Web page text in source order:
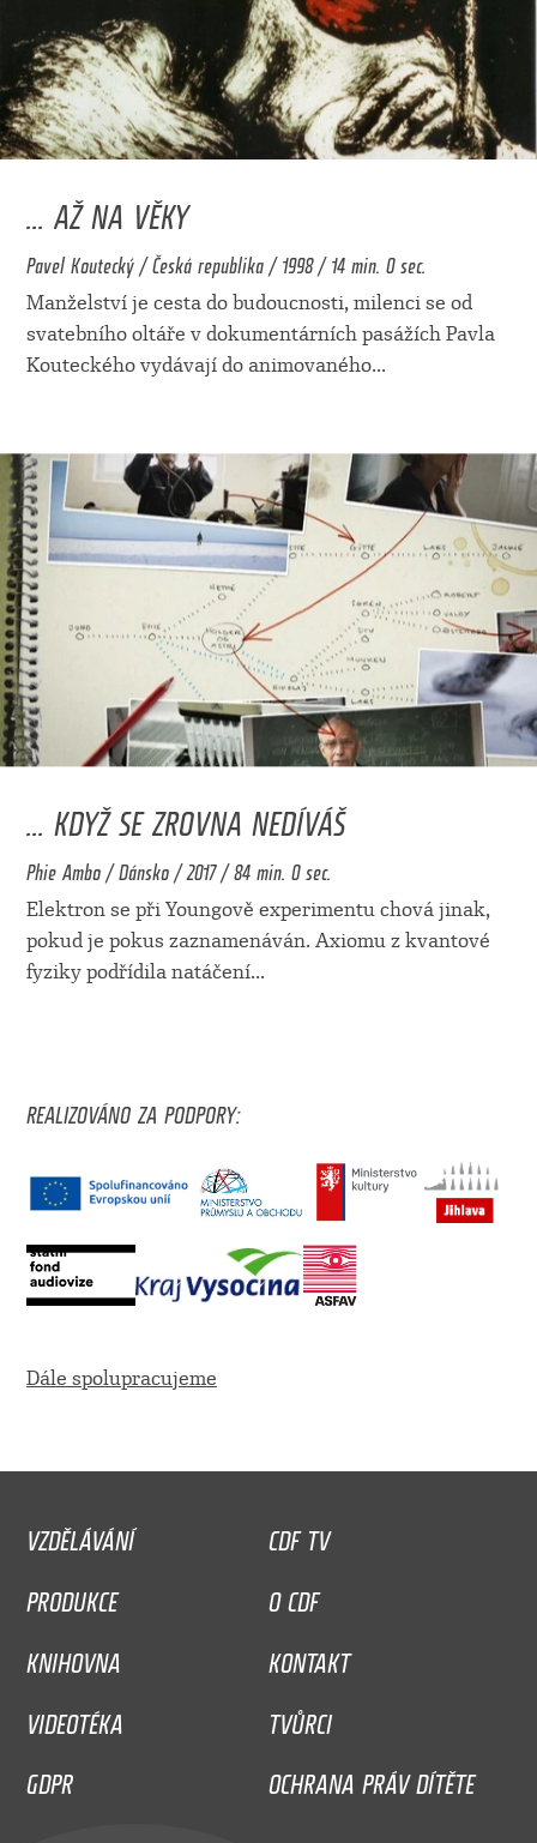
... AŽ NA VĚKY
Pavel Koutecký / Česká republika / 1998 / 14 min. 0 sec.
Manželství je cesta do budoucnosti, milenci se od
svatebního oltáře v dokumentárních pasážích Pavla
Kouteckého vydávají do animovaného...
... KDYŽ SE ZROVNA NEDÍVÁŠ
Phie Ambo / Dánsko / 2017 / 84 min. 0 sec.
Elektron se při Youngově experimentu chová jinak,
pokud je pokus zaznamenáván. Axiomu z kvantové
fyziky podřídila natáčení...
REALIZOVÁNO ZA PODPORY:
Dále spolupracujeme
VZDĚLÁVÁNÍ
CDF TV
PRODUKCE
O CDF
KNIHOVNA
KONTAKT
VIDEOTÉKA
TVŮRCI
GDPR
OCHRANA PRÁV DÍTĚTE